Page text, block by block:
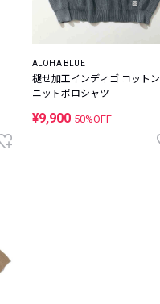
ALOHA BLUE
褪せ加工インディゴ コットン
ニットポロシャツ
¥9,900 50%OFF